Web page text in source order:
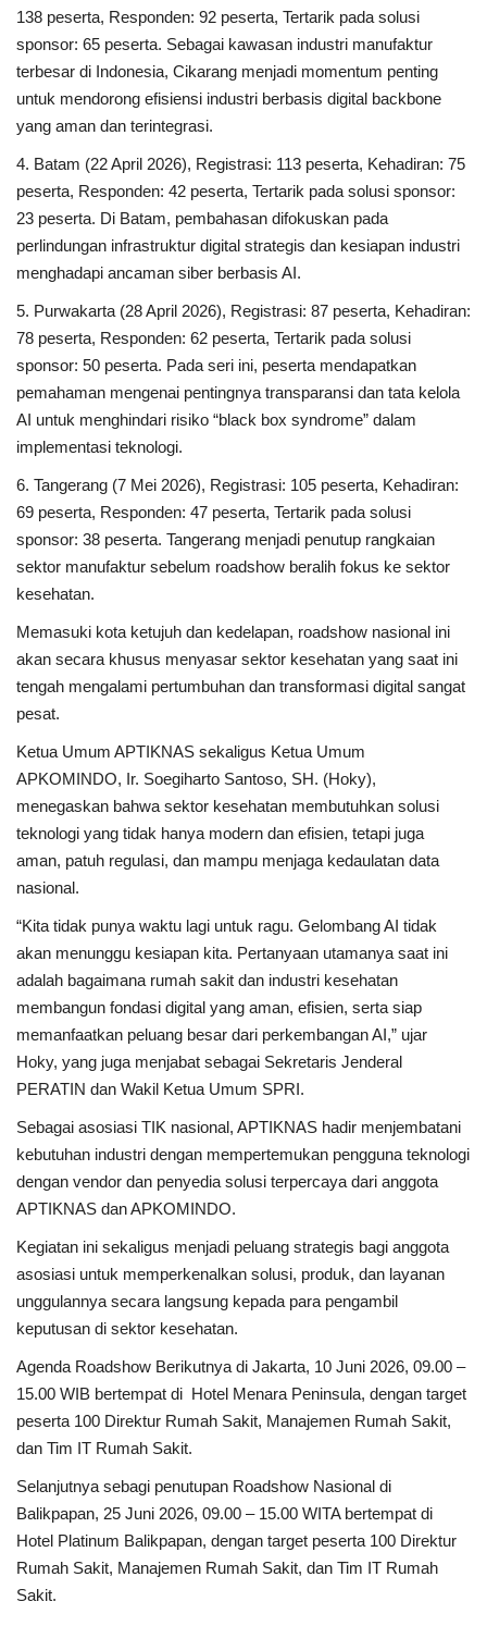
138 peserta, Responden: 92 peserta, Tertarik pada solusi
sponsor: 65 peserta. Sebagai kawasan industri manufaktur
terbesar di Indonesia, Cikarang menjadi momentum penting
untuk mendorong efisiensi industri berbasis digital backbone
yang aman dan terintegrasi.
4. Batam (22 April 2026), Registrasi: 113 peserta, Kehadiran: 75
peserta, Responden: 42 peserta, Tertarik pada solusi sponsor:
23 peserta. Di Batam, pembahasan difokuskan pada
perlindungan infrastruktur digital strategis dan kesiapan industri
menghadapi ancaman siber berbasis AI.
5. Purwakarta (28 April 2026), Registrasi: 87 peserta, Kehadiran:
78 peserta, Responden: 62 peserta, Tertarik pada solusi
sponsor: 50 peserta. Pada seri ini, peserta mendapatkan
pemahaman mengenai pentingnya transparansi dan tata kelola
AI untuk menghindari risiko “black box syndrome” dalam
implementasi teknologi.
6. Tangerang (7 Mei 2026), Registrasi: 105 peserta, Kehadiran:
69 peserta, Responden: 47 peserta, Tertarik pada solusi
sponsor: 38 peserta. Tangerang menjadi penutup rangkaian
sektor manufaktur sebelum roadshow beralih fokus ke sektor
kesehatan.
Memasuki kota ketujuh dan kedelapan, roadshow nasional ini
akan secara khusus menyasar sektor kesehatan yang saat ini
tengah mengalami pertumbuhan dan transformasi digital sangat
pesat.
Ketua Umum APTIKNAS sekaligus Ketua Umum
APKOMINDO, Ir. Soegiharto Santoso, SH. (Hoky),
menegaskan bahwa sektor kesehatan membutuhkan solusi
teknologi yang tidak hanya modern dan efisien, tetapi juga
aman, patuh regulasi, dan mampu menjaga kedaulatan data
nasional.
“Kita tidak punya waktu lagi untuk ragu. Gelombang AI tidak
akan menunggu kesiapan kita. Pertanyaan utamanya saat ini
adalah bagaimana rumah sakit dan industri kesehatan
membangun fondasi digital yang aman, efisien, serta siap
memanfaatkan peluang besar dari perkembangan AI,” ujar
Hoky, yang juga menjabat sebagai Sekretaris Jenderal
PERATIN dan Wakil Ketua Umum SPRI.
Sebagai asosiasi TIK nasional, APTIKNAS hadir menjembatani
kebutuhan industri dengan mempertemukan pengguna teknologi
dengan vendor dan penyedia solusi terpercaya dari anggota
APTIKNAS dan APKOMINDO.
Kegiatan ini sekaligus menjadi peluang strategis bagi anggota
asosiasi untuk memperkenalkan solusi, produk, dan layanan
unggulannya secara langsung kepada para pengambil
keputusan di sektor kesehatan.
Agenda Roadshow Berikutnya di Jakarta, 10 Juni 2026, 09.00 –
15.00 WIB bertempat di Hotel Menara Peninsula, dengan target
peserta 100 Direktur Rumah Sakit, Manajemen Rumah Sakit,
dan Tim IT Rumah Sakit.
Selanjutnya sebagi penutupan Roadshow Nasional di
Balikpapan, 25 Juni 2026, 09.00 – 15.00 WITA bertempat di
Hotel Platinum Balikpapan, dengan target peserta 100 Direktur
Rumah Sakit, Manajemen Rumah Sakit, dan Tim IT Rumah
Sakit.